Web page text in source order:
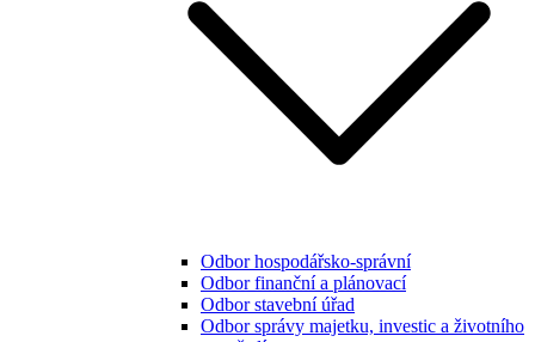
Odbor hospodářsko-správní
Odbor finanční a plánovací
Odbor stavební úřad
Odbor správy majetku, investic a životního